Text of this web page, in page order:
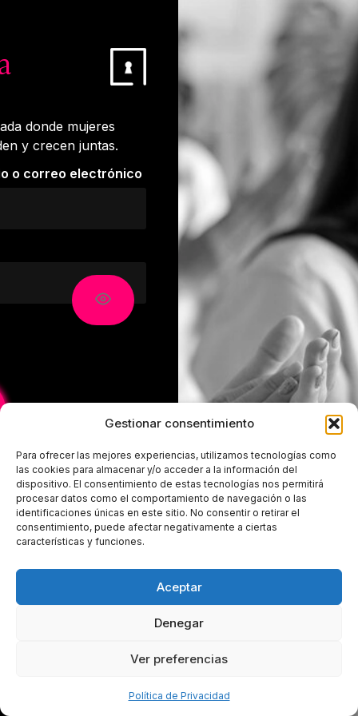
Gestionar consentimiento
Para ofrecer las mejores experiencias, utilizamos tecnologías como
las cookies para almacenar y/o acceder a la información del
dispositivo. El consentimiento de estas tecnologías nos permitirá
procesar datos como el comportamiento de navegación o las
identificaciones únicas en este sitio. No consentir o retirar el
consentimiento, puede afectar negativamente a ciertas
características y funciones.
Aceptar
Denegar
Ver preferencias
Política de Privacidad
donde mujeres
y crecen juntas.
o correo electrónico